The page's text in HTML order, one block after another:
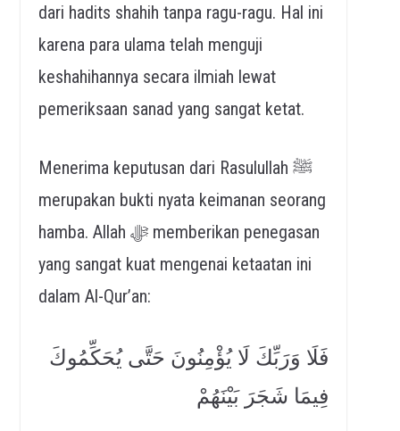
dari hadits shahih tanpa ragu-ragu. Hal ini
karena para ulama telah menguji
keshahihannya secara ilmiah lewat
pemeriksaan sanad yang sangat ketat.
Menerima keputusan dari Rasulullah ﷺ
merupakan bukti nyata keimanan seorang
hamba. Allah ﷻ memberikan penegasan
yang sangat kuat mengenai ketaatan ini
dalam Al-Qur’an:
فَلَا وَرَبِّكَ لَا يُؤْمِنُونَ حَتَّى يُحَكِّمُوكَ
فِيمَا شَجَرَ بَيْنَهُمْ